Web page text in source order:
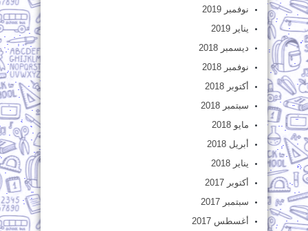
نوفمبر 2019
يناير 2019
ديسمبر 2018
نوفمبر 2018
أكتوبر 2018
سبتمبر 2018
مايو 2018
أبريل 2018
يناير 2018
أكتوبر 2017
سبتمبر 2017
أغسطس 2017